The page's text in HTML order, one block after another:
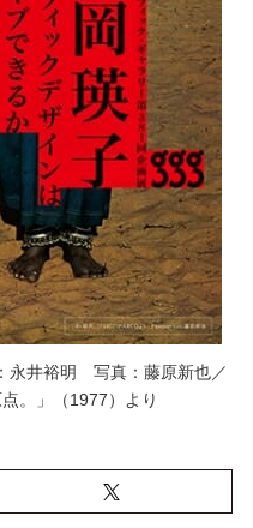
永井裕明 写真：藤原新也／
。」（1977）より